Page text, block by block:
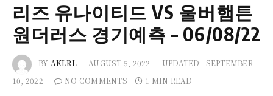
리즈 유나이티드 VS 울버햄튼
원더러스 경기예측 – 06/08/22
BY AKLRL AUGUST 5, 2022 UPDATED: SEPTEMBER
10, 2022
NO COMMENTS 1 MIN READ